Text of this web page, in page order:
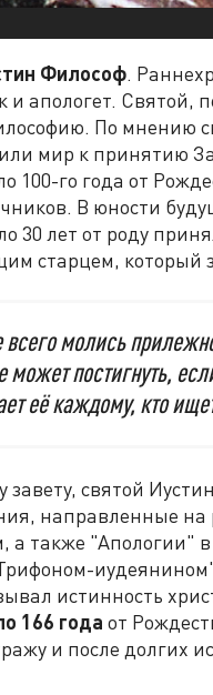
Философ.
и апологет. Святой,
По мнению
мир к принятию
100-го года от
В юности
30 лет от роду
старцем, который
молись
может постигнуть,
её каждому, кто
завету, святой
направленные на
а также "Апологии"
истинность
166 года от
и после долгих